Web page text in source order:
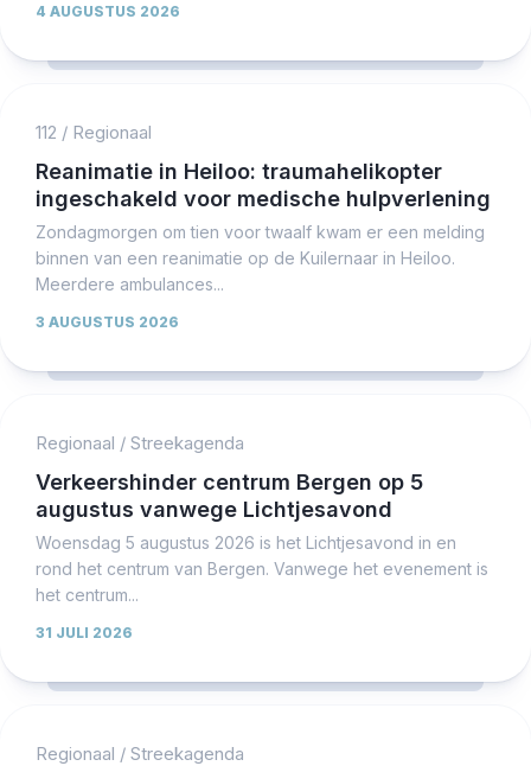
4 AUGUSTUS 2026
112 / Regionaal
Reanimatie in Heiloo: traumahelikopter
ingeschakeld voor medische hulpverlening
Zondagmorgen om tien voor twaalf kwam er een melding
binnen van een reanimatie op de Kuilernaar in Heiloo.
Meerdere ambulances...
3 AUGUSTUS 2026
Regionaal / Streekagenda
Verkeershinder centrum Bergen op 5
augustus vanwege Lichtjesavond
Woensdag 5 augustus 2026 is het Lichtjesavond in en
rond het centrum van Bergen. Vanwege het evenement is
het centrum...
31 JULI 2026
Regionaal / Streekagenda